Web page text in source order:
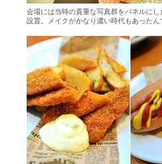
会場には当時の貴重な写真群をパネルに
設置。メイクがかなり濃い時代もあったん